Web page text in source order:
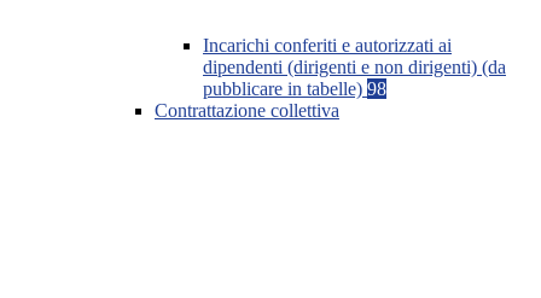
Incarichi conferiti e autorizzati ai
dipendenti (dirigenti e non dirigenti) (da
pubblicare in tabelle) 98
Contrattazione collettiva